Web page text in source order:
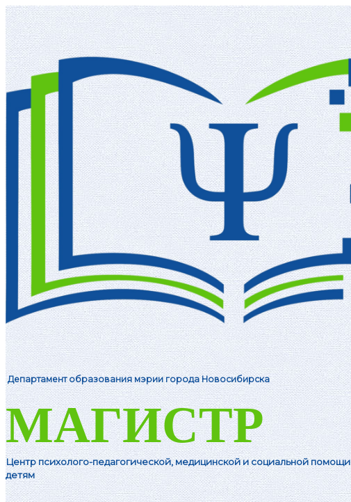
Департамент образования мэрии города Новосибирска
МАГИСТР
Центр психолого-педагогической, медицинской и социальной помощи
детям